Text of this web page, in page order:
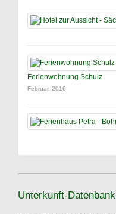
Ferienwohnung Schulz
Februar, 2016
Unterkunft-Datenbank